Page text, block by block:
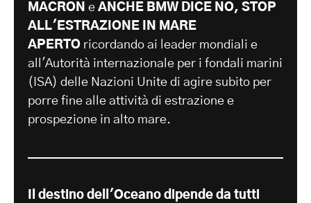
MACRON e ANCHE BMW DICE NO, STOP
ALL'ESTRAZIONE IN MARE
APERTO ricordando ai leader mondiali e
all'Autorità internazionale per i fondali marini
(ISA) delle Nazioni Unite di agire subito per
porre fine alle attività di estrazione e
prospezione in alto mare.
Il destino dell'Oceano dipende da tutti